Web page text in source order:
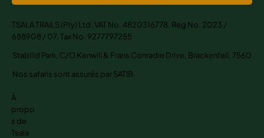
TSALA TRAILS (Pty) Ltd. VAT No. 4820316778. Reg No. 2023 /
688908 / 07. Tax No. 9277797255
Stabilid Park, C/O Kenwill & Frans Conradie Drive, Brackenfell, 7560
Nos safaris sont assurés par SATIB.
À
propo
s de
Tsala